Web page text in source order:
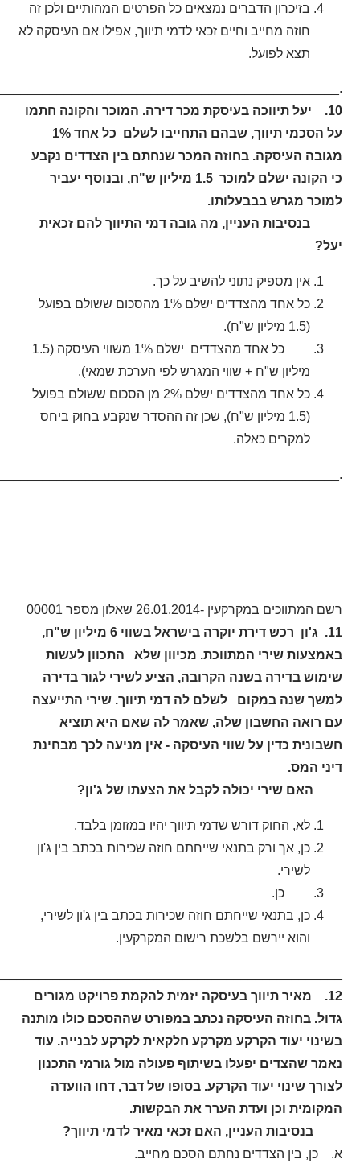
בזיכרון הדברים נמצאים כל הפרטים המהותיים ולכן זה
חוזה מחייב וחיים זכאי לדמי תיווך, אפילו אם העיסקה לא
תצא לפועל.
10. יעל תיווכה בעיסקת מכר דירה. המוכר והקונה חתמו
על הסכמי תיווך, שבהם התחייבו לשלם כל אחד 1%
מגובה העיסקה. בחוזה המכר שנחתם בין הצדדים נקבע
כי הקונה ישלם למוכר 1.5 מיליון ש"ח, ובנוסף יעביר
למוכר מגרש בבבעלותו.
בנסיבות העניין, מה גובה דמי התיווך להם זכאית
יעל?
אין מספיק נתוני להשיב על כך.
כל אחד מהצדדים ישלם 1% מהסכום ששולם בפועל
(1.5 מיליון ש"ח).
כל אחד מהצדדים ישלם 1% משווי העיסקה (1.5
מיליון ש"ח + שווי המגרש לפי הערכת שמאי).
כל אחד מהצדדים ישלם 2% מן הסכום ששולם בפועל
(1.5 מיליון ש"ח), שכן זה ההסדר שנקבע בחוק ביחס
למקרים כאלה.
רשם המתווכים במקרקעין -26.01.2014 שאלון מספר 00001
11. ג'ון רכש דירת יוקרה בישראל בשווי 6 מיליון ש"ח,
באמצעות שירי המתווכת. מכיוון שלא התכוון לעשות
שימוש בדירה בשנה הקרובה, הציע לשירי לגור בדירה
למשך שנה במקום לשלם לה דמי תיווך. שירי התייעצה
עם רואה החשבון שלה, שאמר לה שאם היא תוציא
חשבונית כדין על שווי העיסקה - אין מניעה לכך מבחינת
דיני המס.
האם שירי יכולה לקבל את הצעתו של ג'ון?
לא, החוק דורש שדמי תיווך יהיו במזומן בלבד.
כן, אך ורק בתנאי שייחתם חוזה שכירות בכתב בין ג'ון
לשירי.
כן.
כן, בתנאי שייחתם חוזה שכירות בכתב בין ג'ון לשירי,
והוא יירשם בלשכת רישום המקרקעין.
12. מאיר תיווך בעיסקה יזמית להקמת פרויקט מגורים
גדול. בחוזה העיסקה נכתב במפורט שההסכם כולו מותנה
בשינוי יעוד הקרקע מקרקע חלקאית לקרקע לבנייה. עוד
נאמר שהצדים יפעלו בשיתוף פעולה מול גורמי התכנון
לצורך שינוי יעוד הקרקע. בסופו של דבר, דחו הוועדה
המקומית וכן ועדת הערר את הבקשות.
בנסיבות העניין, האם זכאי מאיר לדמי תיווך?
א. כן, בין הצדדים נחתם הסכם מחייב.